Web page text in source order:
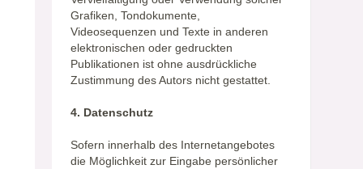
Grafiken, Tondokumente,
Videosequenzen und Texte in anderen
elektronischen oder gedruckten
Publikationen ist ohne ausdrückliche
Zustimmung des Autors nicht gestattet.
4. Datenschutz
Sofern innerhalb des Internetangebotes
die Möglichkeit zur Eingabe persönlicher